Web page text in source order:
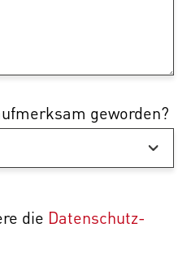
geworden?
die Datenschutz-